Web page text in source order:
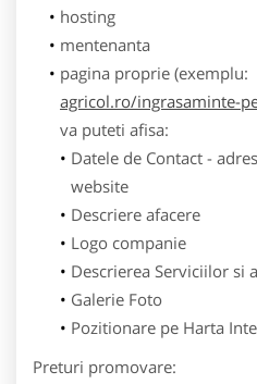
hosting
mentenanta
pagina proprie (exemplu:
agricol.ro/ingrasaminte-
va puteti afisa:
Datele de Contact -
website
Descriere afacere
Logo companie
Descrierea Serviciilor si
Galerie Foto
Pozitionare pe Harta
Preturi promovare: